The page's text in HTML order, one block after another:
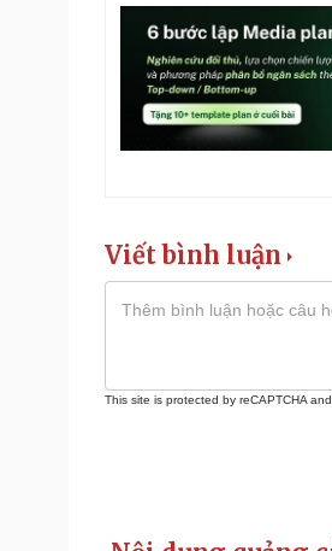
Viết bình luận
This site is protected by reCAPTCHA